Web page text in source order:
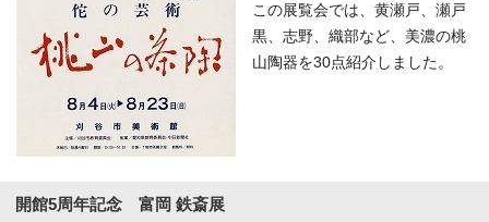
この展覧会では、黄瀬戸、瀬戸
黒、志野、織部など、美濃の桃
山陶器を30点紹介しました。
開館5周年記念 富岡 鉄斎展